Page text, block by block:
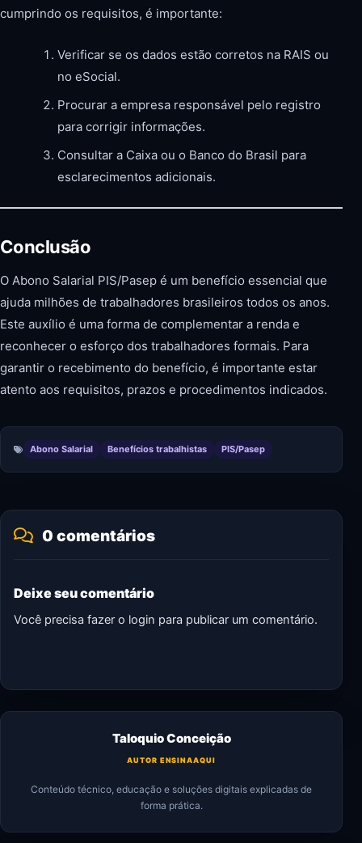
cumprindo os requisitos, é importante:
Verificar se os dados estão corretos na RAIS ou
no eSocial.
Procurar a empresa responsável pelo registro
para corrigir informações.
Consultar a Caixa ou o Banco do Brasil para
esclarecimentos adicionais.
Conclusão
O Abono Salarial PIS/Pasep é um benefício essencial que
ajuda milhões de trabalhadores brasileiros todos os anos.
Este auxílio é uma forma de complementar a renda e
reconhecer o esforço dos trabalhadores formais. Para
garantir o recebimento do benefício, é importante estar
atento aos requisitos, prazos e procedimentos indicados.
Abono Salarial Benefícios trabalhistas PIS/Pasep
0 comentários
Deixe seu comentário
Você precisa fazer o login para publicar um comentário.
Taloquio Conceição
AUTOR ENSINAAQUI
Conteúdo técnico, educação e soluções digitais explicadas de
forma prática.